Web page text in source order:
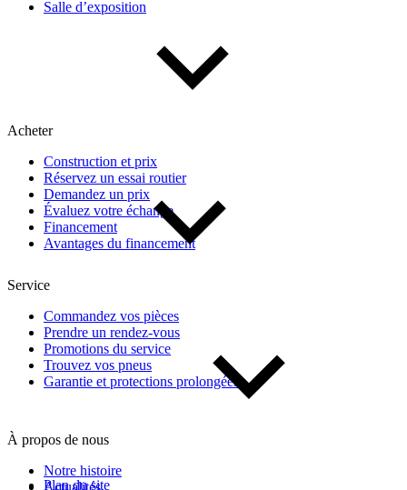
Compactes & berlines
Année
De 2000 à 2027
Prix
De 5 000 $ à 100 000 $
Paiement hebdo
Salle d’exposition
Acheter
Construction et prix
Réservez un essai routier
Demandez un prix
Évaluez votre échange
Financement
Avantages du financement
Service
Commandez vos pièces
Prendre un rendez-vous
Promotions du service
Trouvez vos pneus
Garantie et protections prolongées
À propos de nous
Notre histoire
Plan du site